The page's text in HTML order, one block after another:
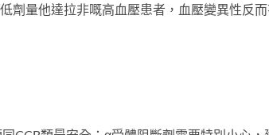
劑量他達拉非嘅高血壓患者，血壓變異性反